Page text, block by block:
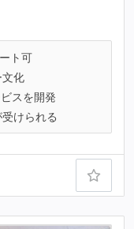
ト可
化
スを開発
けられる